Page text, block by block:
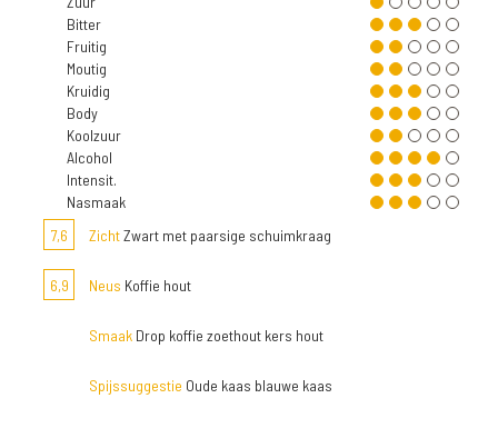
Bitter
Fruitig
Moutig
Kruidig
Body
Koolzuur
Alcohol
Intensit.
Nasmaak
7,6
ZichtZwart met paarsige schuimkraag
6,9 Neus Koffie hout
Smaak Drop koffie zoethout kers hout
Spijssuggestie Oude kaas blauwe kaas